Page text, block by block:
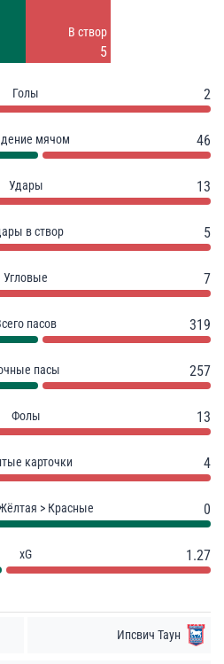
В створ
5
Голы 2
мячом 46
Удары 13
в створ 5
Угловые 7
пасов 319
пасы 257
Фолы 13
карточки 4
> Красные 0
xG 1.27
Ипсвич Таун